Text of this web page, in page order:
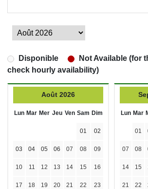
Disponible
Not Available (for
check hourly availability)
Août 2026
Lun Mar Mer Jeu Ven Sam Dim
01 02
03 04 05 06 07 08 09
10 11 12 13 14 15 16
17 18 19 20 21 22 23
Lun Mar
01
07 08
14 15
21 22